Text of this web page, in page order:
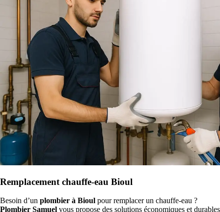
Remplacement chauffe-eau Bioul
Besoin d’un plombier à Bioul pour remplacer un chauffe-eau ?
Plombier Samuel vous propose des solutions économiques et durables